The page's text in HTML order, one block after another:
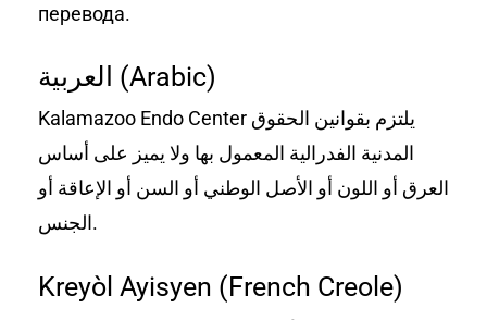
перевода.
العربیة (Arabic)
Kalamazoo Endo Center یلتزم بقوانین الحقوق
المدنیة الفدرالیة المعمول بھا ولا یمیز على أساس
العرق أو اللون أو الأصل الوطني أو السن أو الإعاقة أو
الجنس.
Kreyòl Ayisyen (French Creole)